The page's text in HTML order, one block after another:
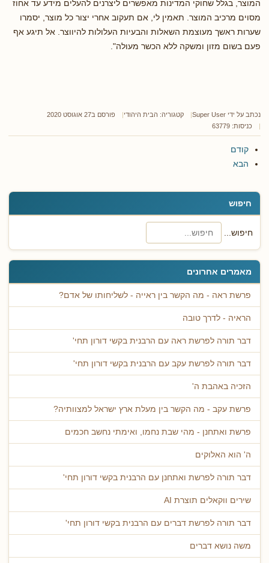
חיפוש
חיפוש...
מאמרים אחרונים
פרשת ראה - מה הקשר בין ראייה - לשליחותו של אדם?
הראיה - לדרך טובה
דבר תורה לפרשת ראה עם הרבנית בקשי דורון תחי'
דבר תורה לפרשת עקב עם הרבנית בקשי דורון תחי'
הזכיה באהבת ה'
פרשת עקב - מה הקשר בין מעלת ארץ ישראל למצוותיה?
פרשת ואתחנן - מהי שבת נחמו, ואימתי נחשב חכמים
ה' הוא האלוקים
דבר תורה לפרשת ואתחנן עם הרבנית בקשי דורון תחי'
שירים ווקאלים תוצרת AI
דבר תורה לפרשת דברים עם הרבנית בקשי דורון תחי'
משה נושא דברים
המוצר, בגלל שחוקי המדינות מאפשרים ליצרנים להעלים מידע עד אחוז
מסוים מרכיב המוצר. תאמין לי, אם תעקוב אחרי יצור כל מוצר, יסמרו
שערות ראשך מעוצמת השאלות והבעיות העלולות להיווצר. אל תיגע אף
פעם בשום מזון ומשקה ללא הכשר מעולה".
נכתב על ידי Super User קטגוריה: הבית היהודי
פורסם ב27 אוגוסט 2020
כניסות: 63779
קודם
הבא